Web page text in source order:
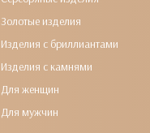
Золотые изделия
Изделия с бриллиантами
Изделия с камнями
Для женщин
Для мужчин